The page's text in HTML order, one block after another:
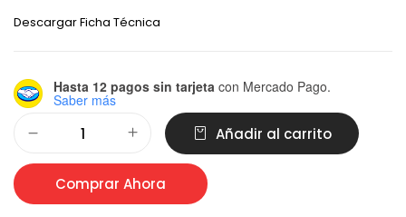
Descargar Ficha Técnica
Hasta 12 pagos sin tarjeta con Mercado Pago.
Saber más
Añadir al carrito
Comprar Ahora